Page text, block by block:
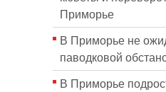
Приморье
В Приморье не
паводковой
В Приморье